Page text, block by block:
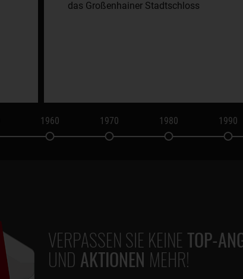
das Großenhainer Stadtschloss
1960 1970 1980 1990
VERPASSEN SIE KEINE TOP-
UND AKTIONEN MEHR!